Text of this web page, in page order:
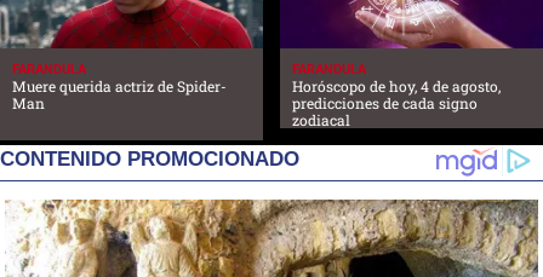
FARANDULA
Muere querida actriz de Spider-
Man
FARANDULA
Horóscopo de hoy, 4 de agosto,
predicciones de cada signo
zodiacal
CONTENIDO PROMOCIONADO